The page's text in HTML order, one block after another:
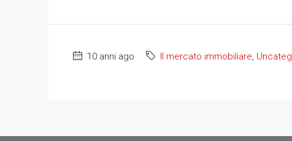
10 anni ago Il mercato immobiliare,